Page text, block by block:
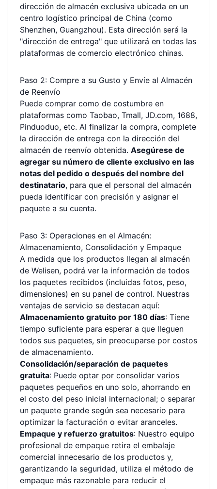
dirección de almacén exclusiva ubicada en un
centro logístico principal de China (como
Shenzhen, Guangzhou). Esta dirección será la
"dirección de entrega" que utilizará en todas las
plataformas de comercio electrónico chinas.
Paso 2: Compre a su Gusto y Envíe al Almacén
de Reenvío
Puede comprar como de costumbre en
plataformas como Taobao, Tmall, JD.com, 1688,
Pinduoduo, etc. Al finalizar la compra, complete
la dirección de entrega con la dirección del
almacén de reenvío obtenida. Asegúrese de
agregar su número de cliente exclusivo en las
notas del pedido o después del nombre del
destinatario, para que el personal del almacén
pueda identificar con precisión y asignar el
paquete a su cuenta.
Paso 3: Operaciones en el Almacén:
Almacenamiento, Consolidación y Empaque
A medida que los productos llegan al almacén
de Welisen, podrá ver la información de todos
los paquetes recibidos (incluidas fotos, peso,
dimensiones) en su panel de control. Nuestras
ventajas de servicio se destacan aquí:
Almacenamiento gratuito por 180 días: Tiene
tiempo suficiente para esperar a que lleguen
todos sus paquetes, sin preocuparse por costos
de almacenamiento.
Consolidación/separación de paquetes
gratuita: Puede optar por consolidar varios
paquetes pequeños en uno solo, ahorrando en
el costo del peso inicial internacional; o separar
un paquete grande según sea necesario para
optimizar la facturación o evitar aranceles.
Empaque y refuerzo gratuitos: Nuestro equipo
profesional de empaque retira el embalaje
comercial innecesario de los productos y,
garantizando la seguridad, utiliza el método de
empaque más razonable para reducir el